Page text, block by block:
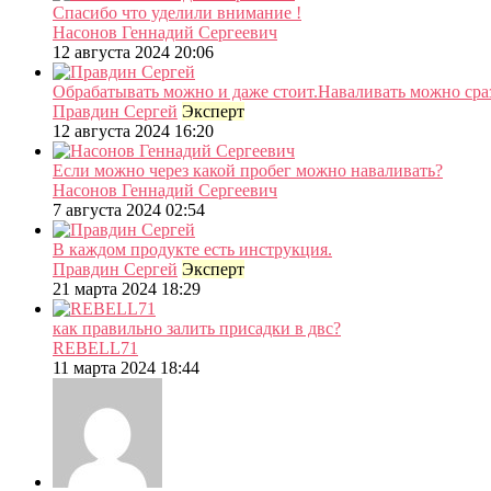
Спасибо что уделили внимание !
Насонов Геннадий Сергеевич
12 августа 2024 20:06
Обрабатывать можно и даже стоит.Наваливать можно
Правдин Сергей Эксперт
12 августа 2024 16:20
Если можно через какой пробег можно наваливать?
Насонов Геннадий Сергеевич
7 августа 2024 02:54
В каждом продукте есть инструкция.
Правдин Сергей Эксперт
21 марта 2024 18:29
как правильно залить присадки в двс?
REBELL71
11 марта 2024 18:44